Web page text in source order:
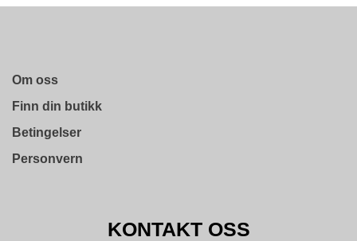
Om oss
Finn din butikk
Betingelser
Personvern
KONTAKT OSS